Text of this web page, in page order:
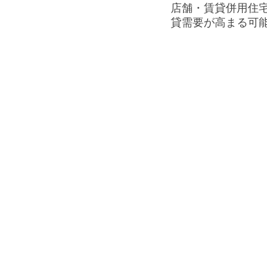
店舗・賃貸併用住
貸需要が高まる可